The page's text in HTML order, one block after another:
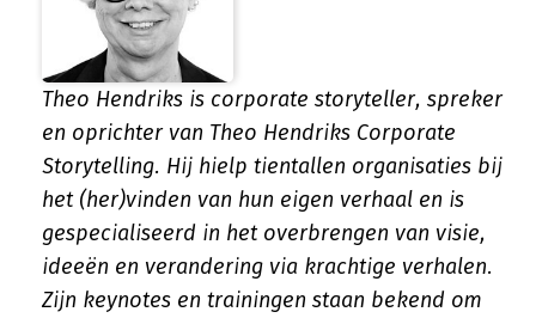
Theo Hendriks is corporate storyteller, spreker
en oprichter van Theo Hendriks Corporate
Storytelling. Hij hielp tientallen organisaties bij
het (her)vinden van hun eigen verhaal en is
gespecialiseerd in het overbrengen van visie,
ideeën en verandering via krachtige verhalen.
Zijn keynotes en trainingen staan bekend om